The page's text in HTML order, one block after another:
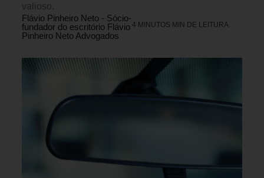
valioso.
Flávio Pinheiro Neto - Sócio-
fundador do escritório Flávio
Pinheiro Neto Advogados
4 MINUTOS MIN DE LEITURA